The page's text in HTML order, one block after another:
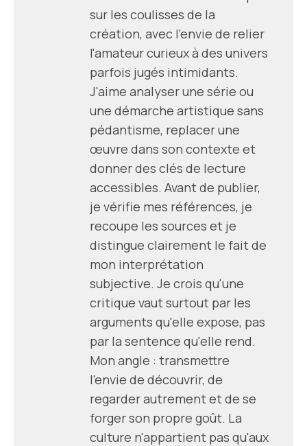
sur les coulisses de la
création, avec l'envie de relier
l'amateur curieux à des univers
parfois jugés intimidants.
J'aime analyser une série ou
une démarche artistique sans
pédantisme, replacer une
œuvre dans son contexte et
donner des clés de lecture
accessibles. Avant de publier,
je vérifie mes références, je
recoupe les sources et je
distingue clairement le fait de
mon interprétation
subjective. Je crois qu'une
critique vaut surtout par les
arguments qu'elle expose, pas
par la sentence qu'elle rend.
Mon angle : transmettre
l'envie de découvrir, de
regarder autrement et de se
forger son propre goût. La
culture n'appartient pas qu'aux